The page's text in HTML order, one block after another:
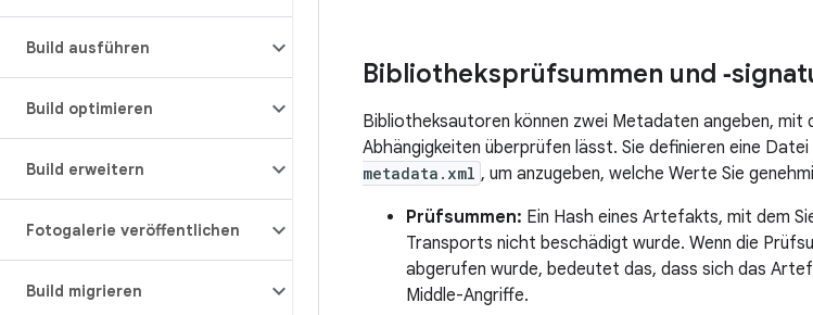
Build ausführen
Build optimieren
Build erweitern
Fotogalerie veröffentlichen
Build migrieren
Bibliotheksprüfsummen und
Bibliotheksautoren können zwei Metadaten angeben,
Abhängigkeiten überprüfen lässt. Sie definieren eine
metadata.xml , um anzugeben, welche Werte Sie
Prüfsummen: Ein Hash eines Artefakts, mit dem
Transports nicht beschädigt wurde. Wenn die
abgerufen wurde, bedeutet das, dass sich das
Middle-Angriffe.